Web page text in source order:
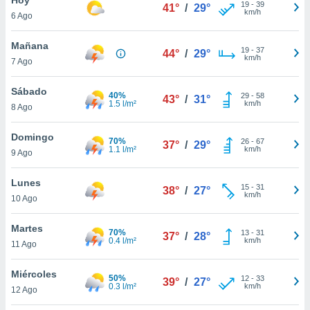
en
más
nuestra
de
cookies
aceptar
6 Ago
41° / 29° 19- 39
km/h
Mañana
7 Ago
44° / 29° 19- 37
km/h
Sábado
8 Ago
40%
1.5 l/m²
43° / 31° 29- 58
km/h
Domingo
9 Ago
70%
1.1 l/m²
37° / 29° 26- 67
km/h
Lunes
10 Ago
38° / 27° 15- 31
km/h
Martes
11 Ago
70%
0.4 l/m²
37° / 28° 13- 31
km/h
Miércoles
12 Ago
50%
0.3 l/m²
39° / 27° 12- 33
km/h